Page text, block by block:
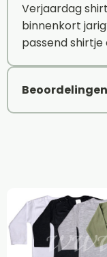
Verjaardag
binnenkort
passend
Beoordelingen